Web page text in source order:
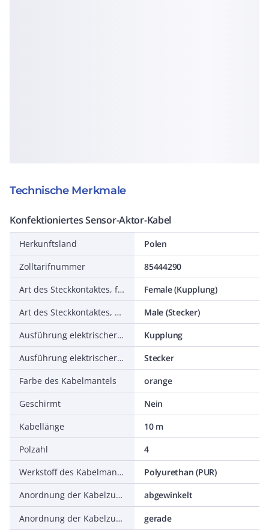
Technische Merkmale
Konfektioniertes Sensor-Aktor-Kabel
Herkunftsland
Polen
Zolltarifnummer
85444290
Art des Steckkontaktes, feldseitig
Female (Kupplung)
Art des Steckkontaktes, gehäuseseitig
Male (Stecker)
Ausführung elektrischer Anschluss, feldseitig
Kupplung
Ausführung elektrischer Anschluss, gehäuseseitig
Stecker
Farbe des Kabelmantels
orange
Geschirmt
Nein
Kabellänge
10 m
Polzahl
4
Werkstoff des Kabelmantels
Polyurethan (PUR)
Anordnung der Kabelzuführung, feldseitig
abgewinkelt
Anordnung der Kabelzuführung, gehäuseseitig gerade